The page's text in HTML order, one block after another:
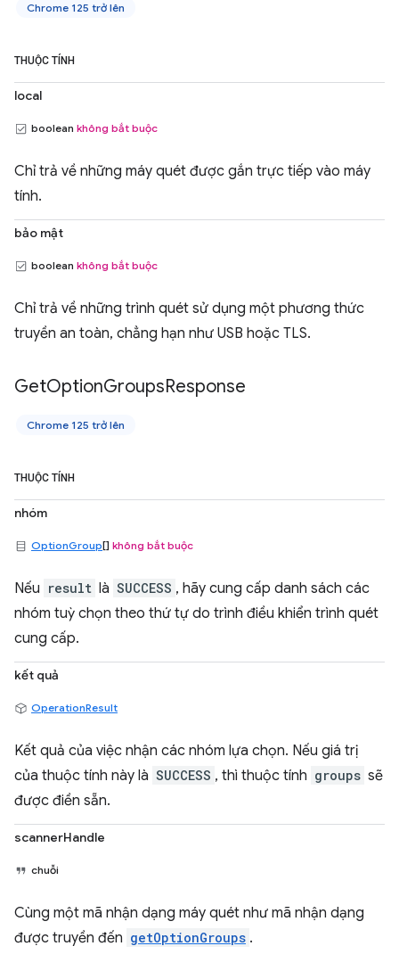
Chrome 125 trở lên
THUỘC TÍNH
local
boolean không bắt buộc
Chỉ trả về những máy quét được gắn trực tiếp vào máy
tính.
bảo mật
boolean không bắt buộc
Chỉ trả về những trình quét sử dụng một phương thức
truyền an toàn, chẳng hạn như USB hoặc TLS.
GetOptionGroupsResponse
Chrome 125 trở lên
THUỘC TÍNH
nhóm
OptionGroup[] không bắt buộc
Nếu result là SUCCESS , hãy cung cấp danh sách các
nhóm tuỳ chọn theo thứ tự do trình điều khiển trình quét
cung cấp.
kết quả
OperationResult
Kết quả của việc nhận các nhóm lựa chọn. Nếu giá trị
của thuộc tính này là SUCCESS , thì thuộc tính groups sẽ
được điền sẵn.
scannerHandle
chuỗi
Cùng một mã nhận dạng máy quét như mã nhận dạng
được truyền đến getOptionGroups .